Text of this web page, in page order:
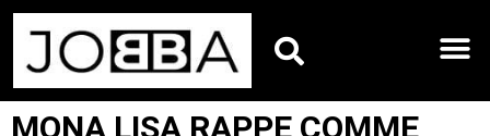
MONA LISA RAPPE COMME